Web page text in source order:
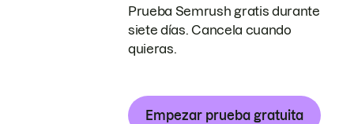
Prueba Semrush gratis durante
siete días. Cancela cuando
quieras.
Empezar prueba gratuita